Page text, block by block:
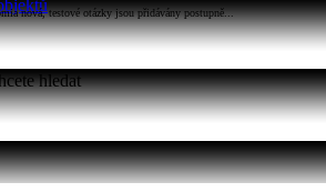
nová, testové otázky jsou přidávány postupně...
hledat